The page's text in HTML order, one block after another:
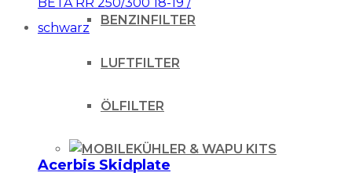
BENZINFILTER
LUFTFILTER
ÖLFILTER
KÜHLER & WAPU KITS
Acerbis Skidplate